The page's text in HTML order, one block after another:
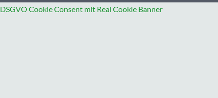
DSGVO Cookie Consent mit Real Cookie Banner